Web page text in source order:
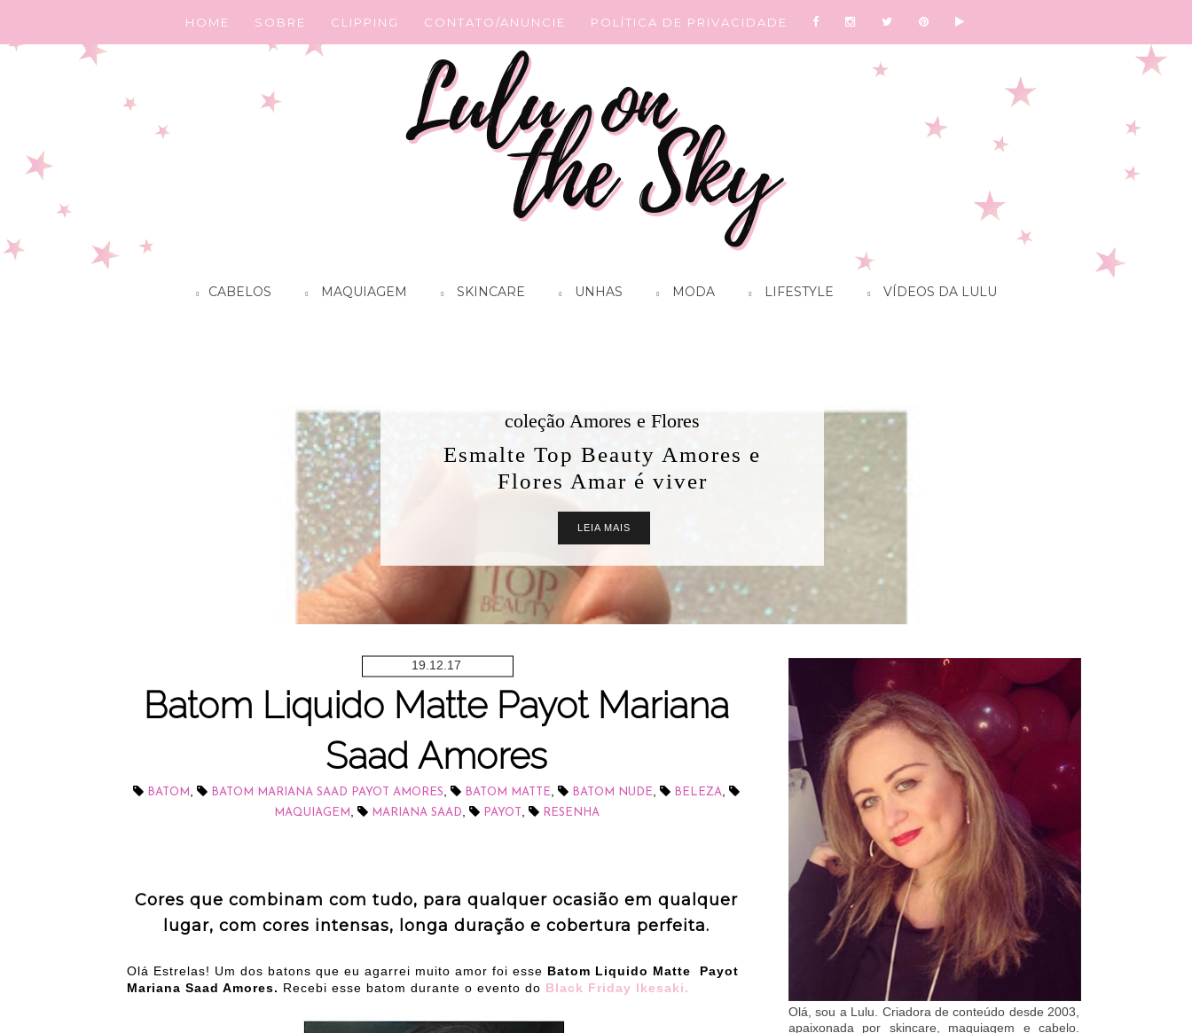
HOME SOBRE CLIPPING CONTATO/ANUNCIE POLÍTICA DE PRIVACIDADE
CABELOS MAQUIAGEM SKINCARE UNHAS MODA LIFESTYLE VÍDEOS DA LULU
coleção Amores e Flores
Esmalte Top Beauty Amores e
Flores Amar é viver
LEIA MAIS
19.12.17
Batom Liquido Matte Payot Mariana
Saad Amores
BATOM BATOM MARIANA SAAD PAYOT AMORES BATOM MATTE BATOM NUDE BELEZA
MAQUIAGEM MARIANA SAAD PAYOT RESENHA
Cores que combinam com tudo, para qualquer ocasião em qualquer
lugar, com cores intensas, longa duração e cobertura perfeita.
Olá Estrelas! Um dos batons que eu agarrei muito amor foi esse Batom Liquido Matte Payot
Mariana Saad Amores. Recebi esse batom durante o evento do Black Friday Ikesaki.
Olá, sou a Lulu. Criadora de conteúdo desde 2003,
apaixonada por skincare, maquiagem e cabelo.